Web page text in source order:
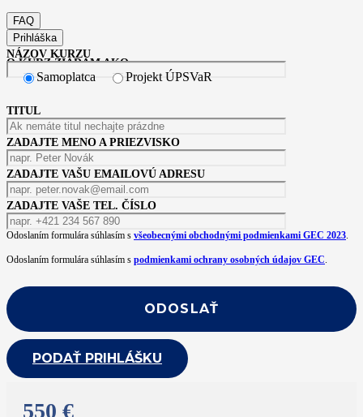
FAQ
Prihláška
NÁZOV KURZU
O KURZ ŽIADAM AKO:
Samoplatca Projekt ÚPSVaR
TITUL
ZADAJTE MENO A PRIEZVISKO
ZADAJTE VAŠU EMAILOVÚ ADRESU
ZADAJTE VAŠE TEL. ČÍSLO
Odoslaním formulára súhlasím s všeobecnými obchodnými podmienkami GEC 2023.
Odoslaním formulára súhlasím s podmienkami ochrany osobných údajov GEC.
PODAŤ PRIHLÁŠKU
550 €